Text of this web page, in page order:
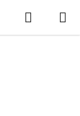
Hledat
KOŠÍK